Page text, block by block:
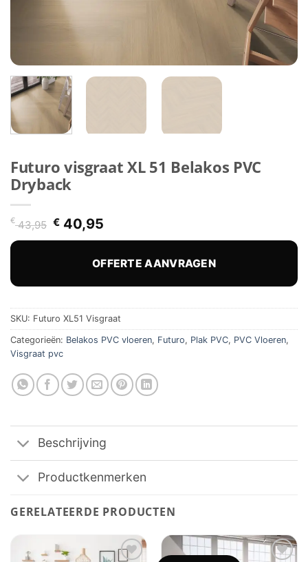
Futuro visgraat XL 51 Belakos PVC
Dryback
€43,95 Oorspronkelijke
prijs
€ 43,95.
€40,95Huidige
prijs
€ 40,95.
OFFERTE AANVRAGEN
SKU: Futuro XL51 Visgraat
Categorieën: Belakos PVC vloeren, Futuro, Plak PVC, PVC Vloeren,
Visgraat pvc
Beschrijving
Productkenmerken
GERELATEERDE PRODUCTEN